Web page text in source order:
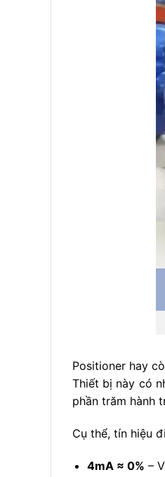
Positioner hay
Thiết bị này có
phần trăm hành
Cụ thể, tín hiệu
4mA ≈ 0% –